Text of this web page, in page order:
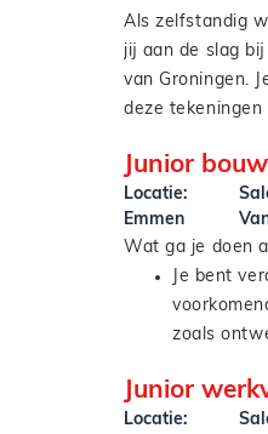
Als zelfstandig
jij aan de slag
van Groningen.
deze
houtskeletbouw
aangeboden
Junior
Locatie:
Emmen
Wat ga je doen
Je bent
zoals
van het
Je mag
Junior
Locatie: